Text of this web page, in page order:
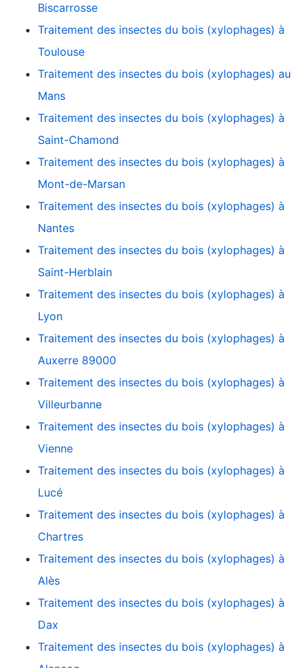
Biscarrosse
Traitement des insectes du bois (xylophages) à
Toulouse
Traitement des insectes du bois (xylophages) au
Mans
Traitement des insectes du bois (xylophages) à
Saint-Chamond
Traitement des insectes du bois (xylophages) à
Mont-de-Marsan
Traitement des insectes du bois (xylophages) à
Nantes
Traitement des insectes du bois (xylophages) à
Saint-Herblain
Traitement des insectes du bois (xylophages) à
Lyon
Traitement des insectes du bois (xylophages) à
Auxerre 89000
Traitement des insectes du bois (xylophages) à
Villeurbanne
Traitement des insectes du bois (xylophages) à
Vienne
Traitement des insectes du bois (xylophages) à
Lucé
Traitement des insectes du bois (xylophages) à
Chartres
Traitement des insectes du bois (xylophages) à
Alès
Traitement des insectes du bois (xylophages) à
Dax
Traitement des insectes du bois (xylophages) à